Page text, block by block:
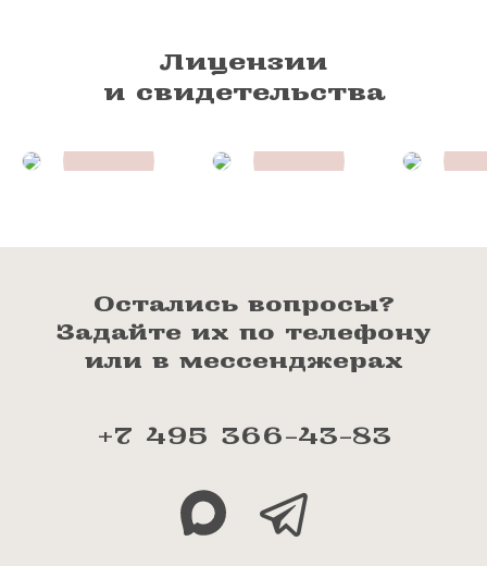
Лицензии
и свидетельства
Остались вопросы?
Задайте их по телефону
или в мессенджерах
+7 495 366-43-83